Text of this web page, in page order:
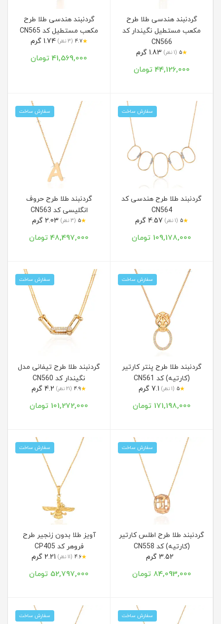
گردنبند هندسی طلا طرح
مکعب مستطیل نگیندار کد
CN566
★
5 (1 نظر)
44,126,000 تومان
گردنبند هندسی طلا طرح
مکعب مستطیل کد CN565
★
4.7 (3 نظر) 1.74 گرم
41,569,000 تومان
سفارش ساخت
گردنبند طلا طرح هندسی کد
CN564
★
5 (1 نظر)
109,178,000 تومان
سفارش ساخت
گردنبند طلا طرح حروف
انگلیسی کد CN563
★
5 (3 نظر)
48,497,000 تومان
سفارش ساخت
گردنبند طلا طرح پنتر کارتیر
(کارتیه) کد CN561
★
5 (1 نظر)
171,198,000 تومان
سفارش ساخت
گردنبند طلا طرح تیفانی مدل
نگیندار کد CN560
★
4.9 (21 نظر)
101,272,000 تومان
سفارش ساخت
گردنبند طلا طرح اطلس کارتیر
(کارتیه) کد CN558
84,093,000 تومان
سفارش ساخت
آویز طلا بدون زنجیر طرح
فروهر کد CP405
★
4.6 (11 نظر)
52,797,000 تومان
سفارش ساخت سفارش ساخت